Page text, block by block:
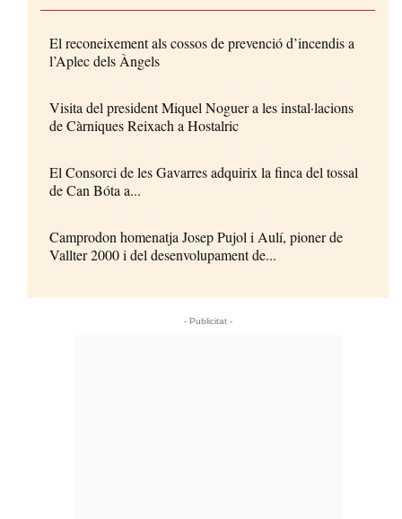
El reconeixement als cossos de prevenció d’incendis a
l’Aplec dels Àngels
Visita del president Miquel Noguer a les instal·lacions
de Càrniques Reixach a Hostalric
El Consorci de les Gavarres adquirix la finca del tossal
de Can Bóta a...
Camprodon homenatja Josep Pujol i Aulí, pioner de
Vallter 2000 i del desenvolupament de...
- Publicitat -